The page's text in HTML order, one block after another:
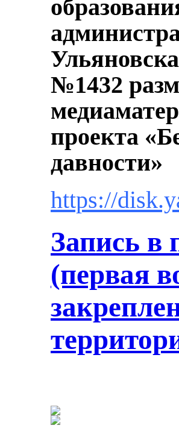
№1432
проекта
давности»
https://
Запись в
(первая